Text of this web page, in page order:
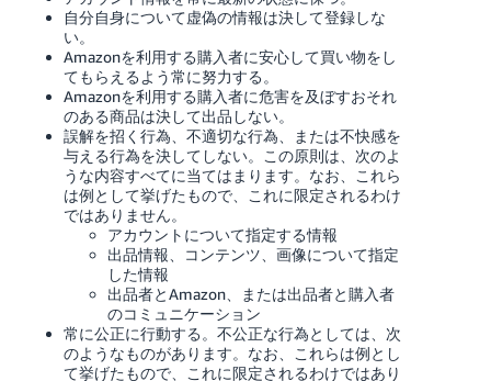
JP
English
- JP
さ
っ
そ
く
始
め
る
自分自身について虚偽の情報は決して登録しな
い。
Amazonを利用する購入者に安心して買い物をし
てもらえるよう常に努力する。
Amazonを利用する購入者に危害を及ぼすおそれ
のある商品は決して出品しない。
誤解を招く行為、不適切な行為、または不快感を
与える行為を決してしない。この原則は、次のよ
うな内容すべてに当てはまります。なお、これら
は例として挙げたもので、これに限定されるわけ
ではありません。
アカウントについて指定する情報
出品情報、コンテンツ、画像について指定
した情報
出品者とAmazon、または出品者と購入者
のコミュニケーション
常に公正に行動する。不公正な行為としては、次
のようなものがあります。なお、これらは例とし
て挙げたもので、これに限定されるわけではあり